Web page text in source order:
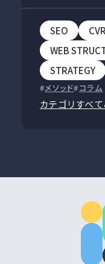
SEO CVR
WEB
STRATEGY
メソッド コラム
カテゴリすべ